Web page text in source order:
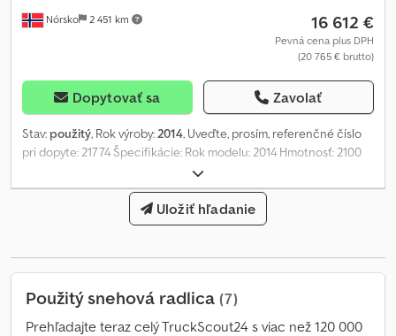
Nórsko 2 451 km 16 612 €
Pevná cena plus DPH
(20 765 € brutto)
Dopytovať sa Zavolať
Stav: použitý, Rok výroby:2014, Uveďte, prosím, referenčné číslo
pri dopyte: 21774 Špecifikácie: Rok modelu: 2014 Hmotnosť: 2100
kg Vrhacie krídlo na pravej strane Ihneď k dispozícii Vlastná
hmotnosť: 2100 kg Model: Klappvinge skuffe = Ďalšie informácie =
Použitie: Poľnohospodárstvo Cedpfxsxx H E Uo Aiqoha Pre viac
informácií kontaktujte ATS Norway.
Uložiť hľadanie
Použitý snehová radlica (7)
Prehľadajte teraz celý TruckScout24 s viac než 120 000